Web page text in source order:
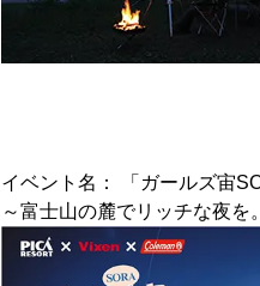
イベント名： 「ガールズ宙
～富士山の麓でリッチな夜